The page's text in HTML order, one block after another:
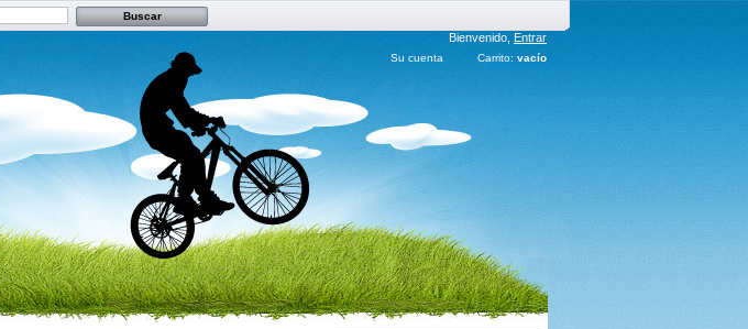
Bienvenido, Entrar
Carrito: vacío
Su cuenta